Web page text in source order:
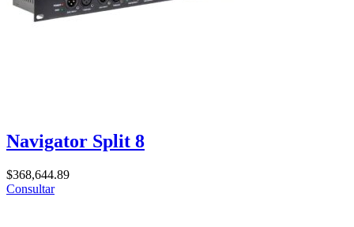
Navigator Split 8
$368,644.89
Consultar